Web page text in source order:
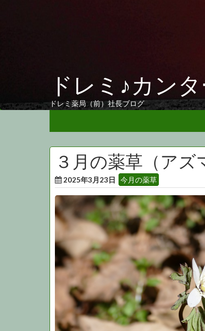
ドレミ♪カン
ドレミ薬局（前）社長ブログ
３月の薬草（アズ
2025年3月23日 今月の薬草